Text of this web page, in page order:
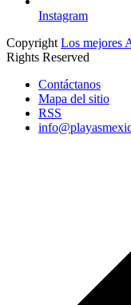
Instagram
Copyright Los mejores
Rights Reserved
Contáctanos
Mapa del sitio
RSS